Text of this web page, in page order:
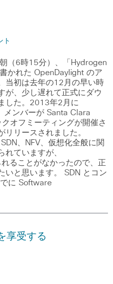
ト
（6時15分）、「Hydrogen
かれた OpenDaylight のア
当初は去年の12月の早い時
が、少し遅れて正式にダウ
した。2013年2月に
メンバーが Santa Clara
オフミーティングが開催さ
リリースされました。
、NFV、仮想化全般に関
れていますが、
ることがなかったので、正
いと思います。 SDN とコン
に Software
享受する